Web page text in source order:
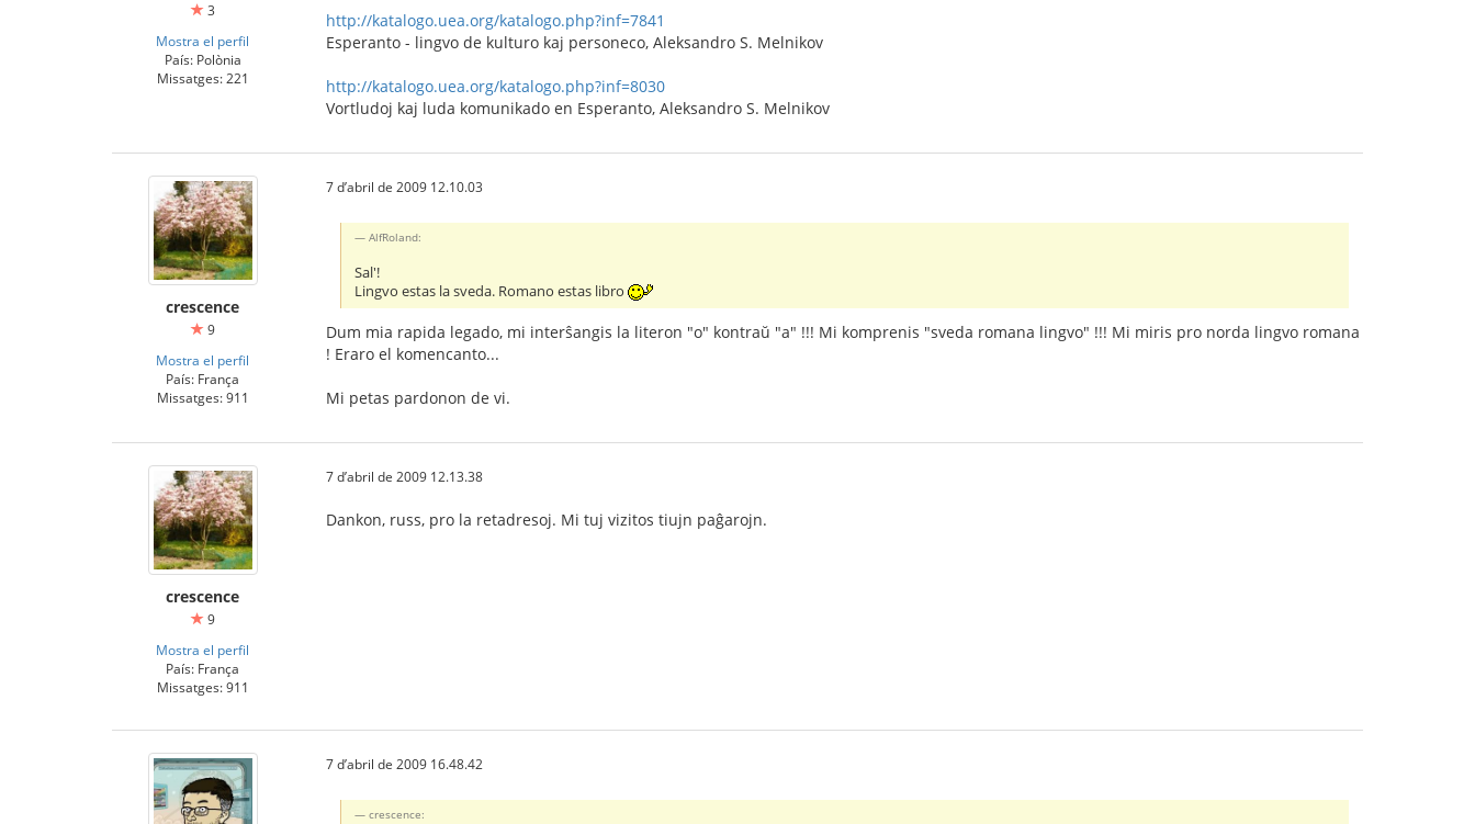
3
Mostra el perfil
País: Polònia
Missatges: 221
http://katalogo.uea.org/katalogo.php?inf=7841
Esperanto - lingvo de kulturo kaj personeco, Aleksandro S. Melnikov
http://katalogo.uea.org/katalogo.php?inf=8030
Vortludoj kaj luda komunikado en Esperanto, Aleksandro S. Melnikov
crescence
9
Mostra el perfil
País: França
Missatges: 911
7 d’abril de 2009 12.10.03
AlfRoland:
Sal'!
Lingvo estas la sveda. Romano estas libro
Dum mia rapida legado, mi interŝangis la literon "o" kontraŭ "a" !!! Mi komprenis "sveda romana lingvo" !!! Mi miris pro norda lingvo romana
! Eraro el komencanto...
Mi petas pardonon de vi.
crescence
9
Mostra el perfil
País: França
Missatges: 911
7 d’abril de 2009 12.13.38
Dankon, russ, pro la retadresoj. Mi tuj vizitos tiujn paĝarojn.
7 d’abril de 2009 16.48.42
crescence: